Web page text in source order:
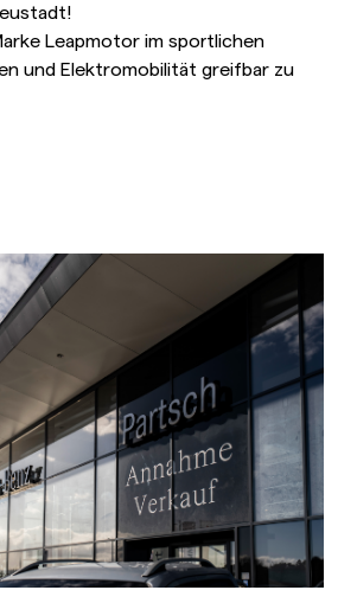
Leapmotor im sportlichen
und Elektromobilität greifbar zu